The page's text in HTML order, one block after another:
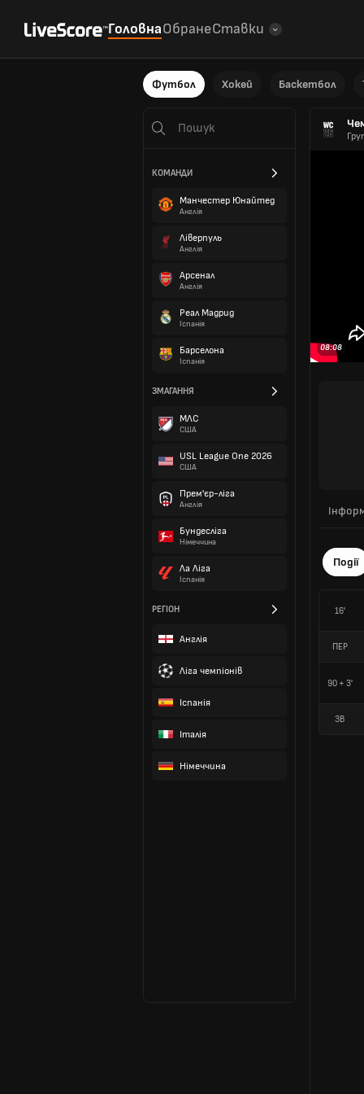
ГоловнаОбранеСтавки
Футбол Хокей Баскетбол
КОМАНДИ
Манчестер Юнайтед
Англія
Ліверпуль
Англія
Арсенал
Англія
Реал Мадрид
Іспанія
Барселона
Іспанія
ЗМАГАННЯ
МЛС
США
USL League One 2026
США
Прем'єр-ліга
Англія
Бундесліга
Німеччина
Ла Ліга
Іспанія
РЕГІОН
Англія
Ліга чемпіонів
Іспанія
Італія
Німеччина
08:08
Події
16'
ПЕР
90 + 3'
ЗВ